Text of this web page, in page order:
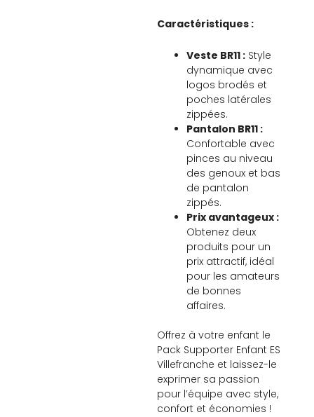
Caractéristiques :
Veste BR11 : Style
dynamique avec
logos brodés et
poches latérales
zippées.
Pantalon BR11 :
Confortable avec
pinces au niveau
des genoux et bas
de pantalon
zippés.
Prix avantageux :
Obtenez deux
produits pour un
prix attractif, idéal
pour les amateurs
de bonnes
affaires.
Offrez à votre enfant le
Pack Supporter Enfant ES
Villefranche et laissez-le
exprimer sa passion
pour l’équipe avec style,
confort et économies !